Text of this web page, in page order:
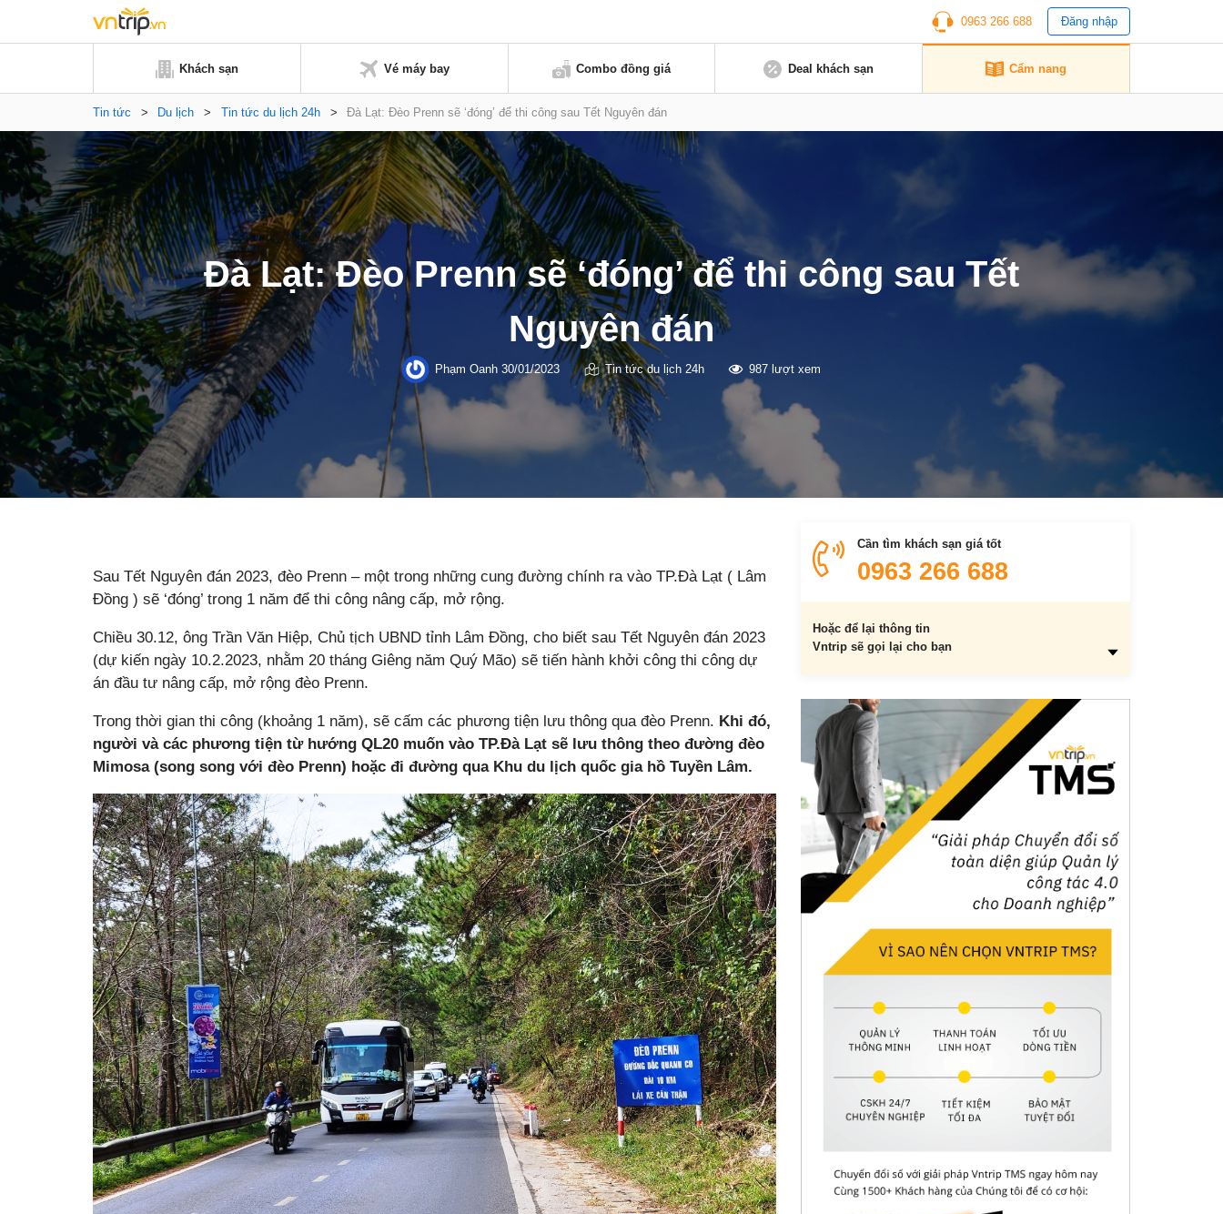
0963 266 688 Đăng nhập
Khách sạn Vé máy bay Combo đồng giá Deal khách sạn Cẩm nang
Tin tức > Du lịch > Tin tức du lịch 24h > Đà Lạt: Đèo Prenn sẽ ‘đóng’ để thi công sau Tết Nguyên đán
Đà Lạt: Đèo Prenn sẽ ‘đóng’ để thi công sau Tết
Nguyên đán
Phạm Oanh 30/01/2023 Tin tức du lịch 24h 987 lượt xem
Sau Tết Nguyên đán 2023, đèo Prenn – một trong những cung đường chính ra vào TP.Đà Lạt ( Lâm
Đồng ) sẽ ‘đóng’ trong 1 năm để thi công nâng cấp, mở rộng.
Chiều 30.12, ông Trần Văn Hiệp, Chủ tịch UBND tỉnh Lâm Đồng, cho biết sau Tết Nguyên đán 2023
(dự kiến ngày 10.2.2023, nhằm 20 tháng Giêng năm Quý Mão) sẽ tiến hành khởi công thi công dự
án đầu tư nâng cấp, mở rộng đèo Prenn.
Trong thời gian thi công (khoảng 1 năm), sẽ cấm các phương tiện lưu thông qua đèo Prenn. Khi đó,
người và các phương tiện từ hướng QL20 muốn vào TP.Đà Lạt sẽ lưu thông theo đường đèo
Mimosa (song song với đèo Prenn) hoặc đi đường qua Khu du lịch quốc gia hồ Tuyền Lâm.
Cần tìm khách sạn giá tốt
0963 266 688
Hoặc để lại thông tin
Vntrip sẽ gọi lại cho bạn